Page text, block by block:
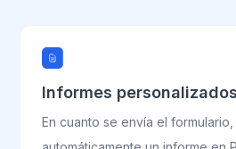
Informes personalizados
En cuanto se envía el